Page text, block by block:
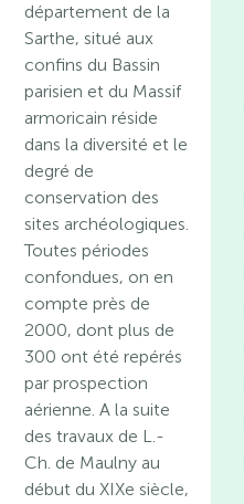
département de la
Sarthe, situé aux
confins du Bassin
parisien et du Massif
armoricain réside
dans la diversité et le
degré de
conservation des
sites archéologiques.
Toutes périodes
confondues, on en
compte près de
2000, dont plus de
300 ont été repérés
par prospection
aérienne. A la suite
des travaux de L.-
Ch. de Maulny au
début du XIXe siècle,